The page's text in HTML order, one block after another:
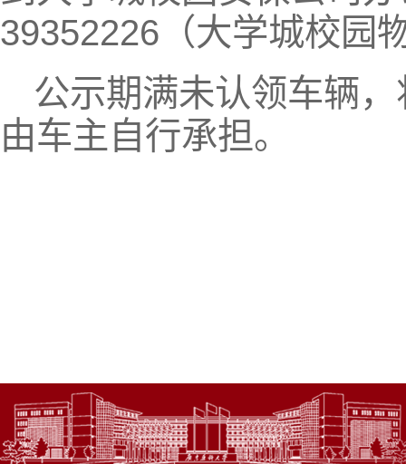
39352226（大学城校园
公示期满未认领车辆
由车主自行承担。